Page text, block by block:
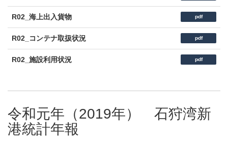
R02_海上出入貨物 pdf
R02_コンテナ取扱状況 pdf
R02_施設利用状況 pdf
令和元年（2019年） 石狩湾新
港統計年報